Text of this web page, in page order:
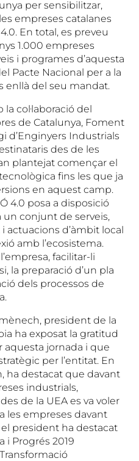
per sensibilitzar,
empreses catalanes
En total, es preveu
1.000 empreses
i programes d’aquesta
Pacte Nacional per a la
enllà del seu mandat.
col·laboració del
de Catalunya, Foment
d’Enginyers Industrials
des de les
plantejat començar el
fins les que ja
en aquest camp.
4.0 posa a disposició
conjunt de serveis,
actuacions d’àmbit local
amb l’ecosistema.
facilitar-li
la preparació d’un pla
dels processos de
president de la
ha exposat la gratitud
aquesta jornada i que
per l’entitat. En
ha destacat que davant
industrials,
de la UEA es va voler
les empreses davant
el president ha destacat
i Progrés 2019